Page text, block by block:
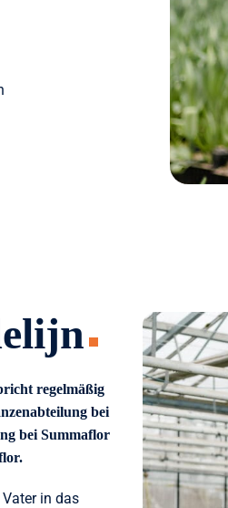
regelmäßig
bei
bei Summaflor
in das